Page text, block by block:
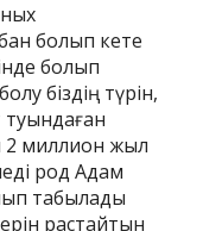
болып кете
болып
біздің түрін,
туындаған
миллион жыл
род Адам
табылады
растайтын